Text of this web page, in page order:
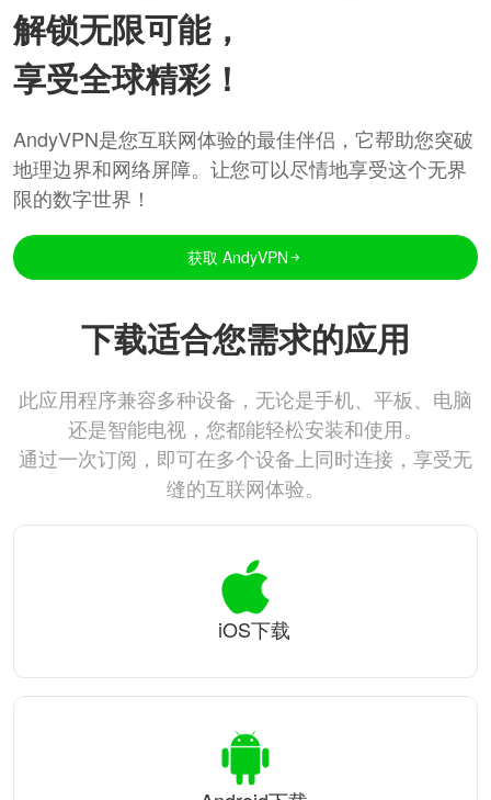
解锁无限可能，
享受全球精彩！
AndyVPN是您互联网体验的最佳伴侣，它帮助您突破
地理边界和网络屏障。让您可以尽情地享受这个无界
限的数字世界！
获取 AndyVPN
下载适合您需求的应用
此应用程序兼容多种设备，无论是手机、平板、电脑
还是智能电视，您都能轻松安装和使用。
通过一次订阅，即可在多个设备上同时连接，享受无
缝的互联网体验。
iOS下载